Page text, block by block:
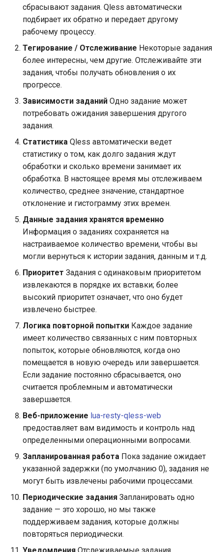
hmac-secure-link
html-sanitize
iconv
image-filter
immerse
internal-redirect
ipscrub
ipset-access
js-challenge
json-var
jwt
keyval
label
length-hiding
limit-traffic-rate
live-common
log-sqlite
сбрасывают задания. Qless автоматически
подбирает их обратно и передает другому
рабочему процессу.
Тегирование / Отслеживание Некоторые задания
более интересны, чем другие. Отслеживайте эти
задания, чтобы получать обновления о их
прогрессе.
Зависимости заданий Одно задание может
потребовать ожидания завершения другого
задания.
Статистика Qless автоматически ведет
статистику о том, как долго задания ждут
обработки и сколько времени занимает их
обработка. В настоящее время мы отслеживаем
количество, среднее значение, стандартное
отклонение и гистограмму этих времен.
Данные задания хранятся временно
Информация о заданиях сохраняется на
настраиваемое количество времени, чтобы вы
могли вернуться к истории задания, данным и т.д.
Приоритет Задания с одинаковым приоритетом
извлекаются в порядке их вставки; более
высокий приоритет означает, что оно будет
извлечено быстрее.
Логика повторной попытки Каждое задание
имеет количество связанных с ним повторных
попыток, которые обновляются, когда оно
помещается в новую очередь или завершается.
Если задание постоянно сбрасывается, оно
считается проблемным и автоматически
завершается.
Веб-приложение lua-resty-qless-web
предоставляет вам видимость и контроль над
определенными операционными вопросами.
Запланированная работа Пока задание ожидает
указанной задержки (по умолчанию 0), задания не
могут быть извлечены рабочими процессами.
Периодические задания Запланировать одно
задание — это хорошо, но мы также
поддерживаем задания, которые должны
повторяться периодически.